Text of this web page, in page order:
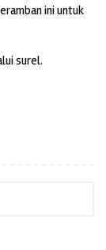
ini untuk
surel.